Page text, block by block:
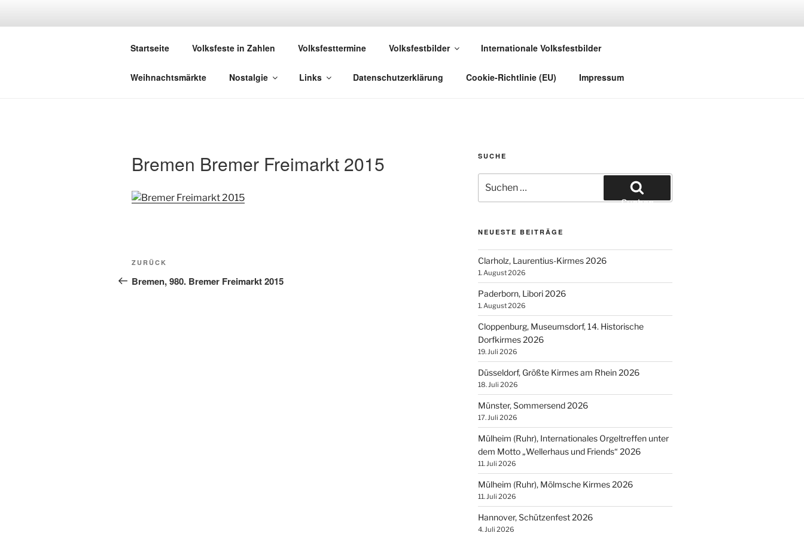
DEUTSCHE VOLKSFESTE
Startseite Volksfeste in Zahlen Volksfesttermine Volksfestbilder Internationale Volksfestbilder
Weihnachtsmärkte Nostalgie Links Datenschutzerklärung Cookie-Richtlinie (EU) Impressum
Bremen Bremer Freimarkt 2015
Beitragsnavigation
Vorheriger
Beitrag
ZURÜCK
Bremen, 980. Bremer Freimarkt 2015
SUCHE
nach:
Suchen
NEUESTE BEITRÄGE
Clarholz, Laurentius-Kirmes 2026
1. August 2026
Paderborn, Libori 2026
1. August 2026
Cloppenburg, Museumsdorf, 14. Historische
Dorfkirmes 2026
19. Juli 2026
Düsseldorf, Größte Kirmes am Rhein 2026
18. Juli 2026
Münster, Sommersend 2026
17. Juli 2026
Mülheim (Ruhr), Internationales Orgeltreffen unter
dem Motto „Wellerhaus und Friends“ 2026
11. Juli 2026
Mülheim (Ruhr), Mölmsche Kirmes 2026
11. Juli 2026
Hannover, Schützenfest 2026
4. Juli 2026